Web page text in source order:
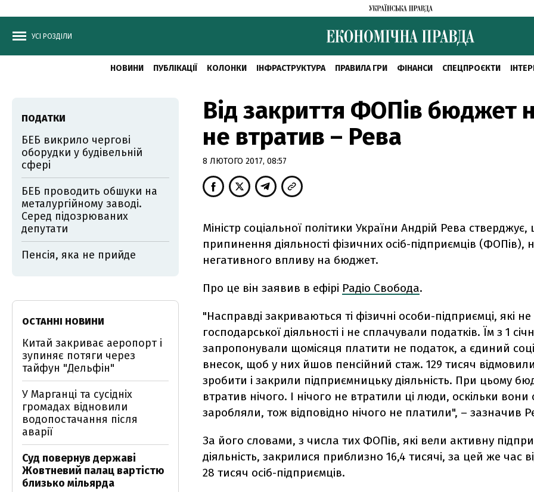
УСІ РОЗДІЛИ
НОВИНИ ПУБЛІКАЦІЇ КОЛОНКИ ІНФРАСТРУКТУРА ПРАВИЛА ГРИ ФІНАНСИ СПЕЦПРОЄКТИ
Від закриття ФОПів бюджет
не втратив – Рева
8 ЛЮТОГО 2017, 08:57
Міністр соціальної політики України Андрій Рева
припинення діяльності фізичних осіб-підприємців (ФОПів),
негативного впливу на бюджет.
Про це він заявив в ефірі Радіо Свобода.
"Насправді закриваються ті фізичні особи-підприємці, які
господарської діяльності і не сплачували податків. Їм з 1
запропонували щомісяця платити не податок, а єдиний
внесок, щоб у них йшов пенсійний стаж. 129 тисяч
зробити і закрили підприємницьку діяльність. При цьому
втратив нічого. І нічого не втратили ці люди, оскільки вони
заробляли, тож відповідно нічого не платили", – зазначив
За його словами, з числа тих ФОПів, які вели активну
діяльність, закрилися приблизно 16,4 тисячі, за цей же час
28 тисяч осіб-підприємців.
ПОДАТКИ
БЕБ викрило чергові
оборудки у будівельній
сфері
БЕБ проводить обшуки на
металургійному заводі.
Серед підозрюваних
депутати
Пенсія, яка не прийде
ОСТАННІ НОВИНИ
Китай закриває аеропорт і
зупиняє потяги через
тайфун "Дельфін"
У Марганці та сусідніх
громадах відновили
водопостачання після
аварії
Суд повернув державі
Жовтневий палац вартістю
близько мільярда